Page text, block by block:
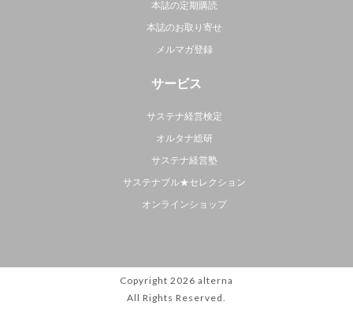
本誌の定期購読
本誌のお取り寄せ
メルマガ登録
サービス
サステナ経営検定
オルタナ総研
サステナ経営塾
サステナブル★セレクション
オンラインショップ
Copyright 2026 alterna
All Rights Reserved.